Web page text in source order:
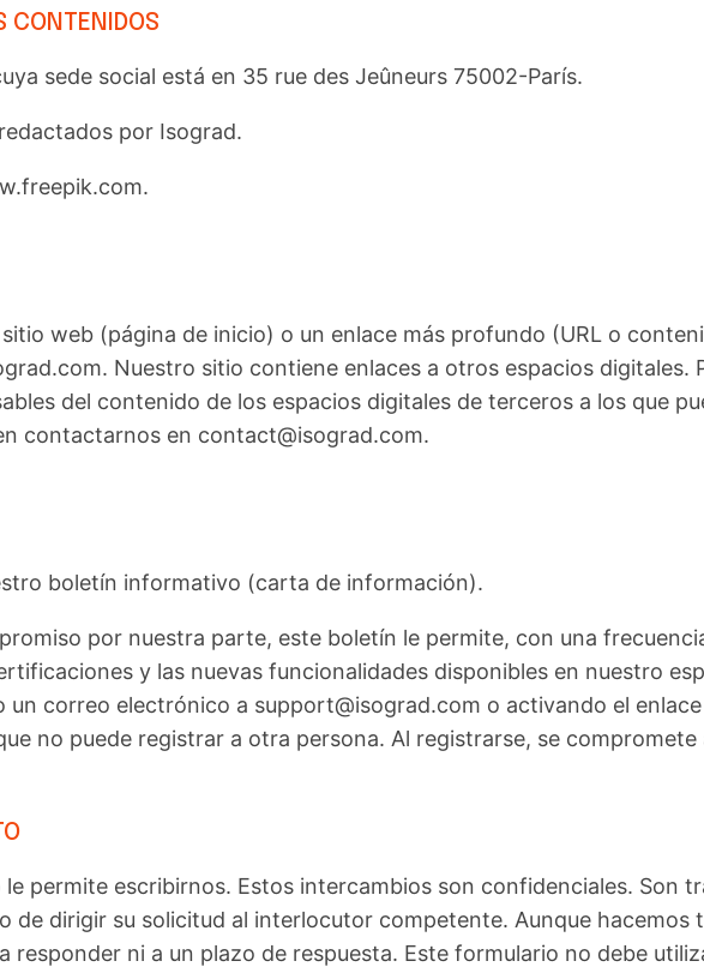
CONTENIDOS
sede social está en 35 rue des Jeûneurs 75002-París.
por Isograd.
web (página de inicio) o un enlace más profundo (URL o
Nuestro sitio contiene enlaces a otros espacios digitales.
del contenido de los espacios digitales de terceros a los que
contactarnos en contact@isograd.com.
boletín informativo (carta de información).
por nuestra parte, este boletín le permite, con una
y las nuevas funcionalidades disponibles en nuestro
un correo electrónico a support@isograd.com o activando el
no puede registrar a otra persona. Al registrarse, se
permite escribirnos. Estos intercambios son confidenciales. Son
de dirigir su solicitud al interlocutor competente. Aunque
responder ni a un plazo de respuesta. Este formulario no debe